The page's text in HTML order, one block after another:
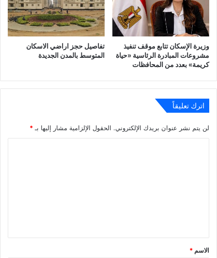
وزيرة الإسكان تتابع موقف تنفيذ
مشروعات المبادرة الرئاسية «حياة
كريمة» بعدد من المحافظات
تفاصيل حجز اراضي الاسكان
المتوسط بالمدن الجديدة
اترك تعليقاً
لن يتم نشر عنوان بريدك الإلكتروني. الحقول الإلزامية مشار إليها بـ*
*
الاسم *